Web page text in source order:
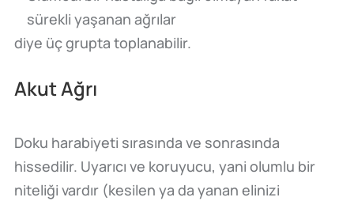
sürekli yaşanan ağrılar
diye üç grupta toplanabilir.
Akut Ağrı
Doku harabiyeti sırasında ve sonrasında
hissedilir. Uyarıcı ve koruyucu, yani olumlu bir
niteliği vardır (kesilen ya da yanan elinizi